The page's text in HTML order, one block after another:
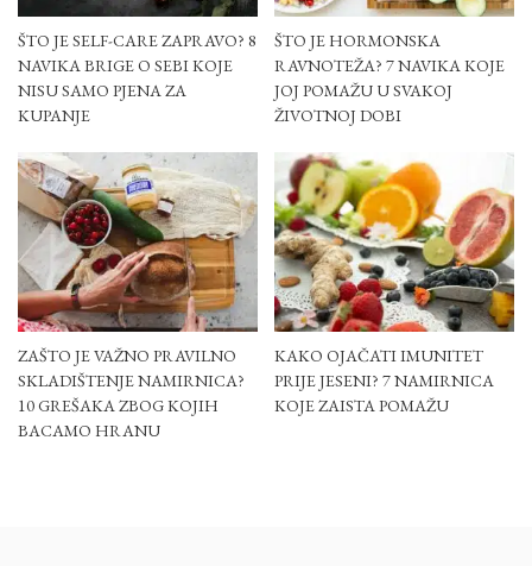
ŠTO JE SELF-CARE ZAPRAVO? 8
NAVIKA BRIGE O SEBI KOJE
NISU SAMO PJENA ZA
KUPANJE
ŠTO JE HORMONSKA
RAVNOTEŽA? 7 NAVIKA KOJE
JOJ POMAŽU U SVAKOJ
ŽIVOTNOJ DOBI
ZAŠTO JE VAŽNO PRAVILNO
SKLADIŠTENJE NAMIRNICA?
10 GREŠAKA ZBOG KOJIH
BACAMO HRANU
KAKO OJAČATI IMUNITET
PRIJE JESENI? 7 NAMIRNICA
KOJE ZAISTA POMAŽU